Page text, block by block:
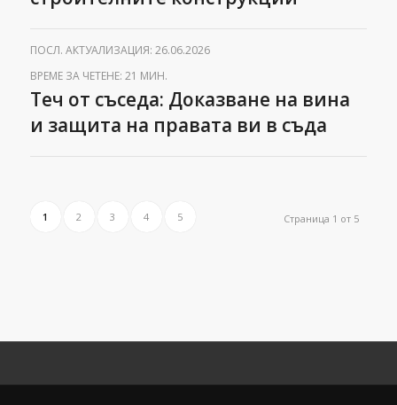
ПОСЛ. АКТУАЛИЗАЦИЯ: 26.06.2026
ВРЕМЕ ЗА ЧЕТЕНЕ: 21 МИН.
Теч от съседа: Доказване на вина
и защита на правата ви в съда
Страница 1 от 5
1 2 3 4 5